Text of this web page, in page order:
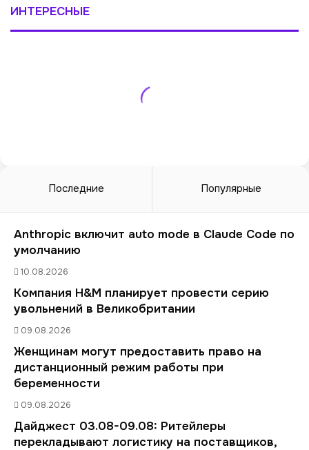
ИНТЕРЕСНЫЕ
Последние Популярные
Anthropic включит auto mode в Claude Code по
умолчанию
10.08.2026
Компания H&M планирует провести серию
увольнений в Великобритании
09.08.2026
Женщинам могут предоставить право на
дистанционный режим работы при
беременности
09.08.2026
Дайджест 03.08-09.08: Ритейлеры
перекладывают логистику на поставщиков,